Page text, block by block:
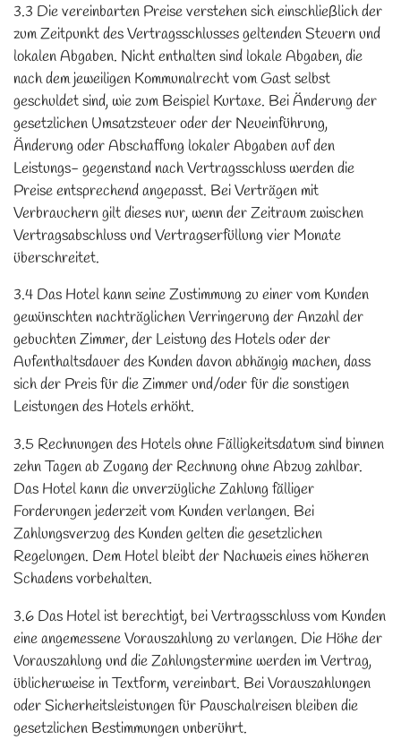
3.3 Die vereinbarten Preise verstehen sich einschließlich der
zum Zeitpunkt des Vertragsschlusses geltenden Steuern und
lokalen Abgaben. Nicht enthalten sind lokale Abgaben, die
nach dem jeweiligen Kommunalrecht vom Gast selbst
geschuldet sind, wie zum Beispiel Kurtaxe. Bei Änderung der
gesetzlichen Umsatzsteuer oder der Neueinführung,
Änderung oder Abschaffung lokaler Abgaben auf den
Leistungs- gegenstand nach Vertragsschluss werden die
Preise entsprechend angepasst. Bei Verträgen mit
Verbrauchern gilt dieses nur, wenn der Zeitraum zwischen
Vertragsabschluss und Vertragserfüllung vier Monate
überschreitet.
3.4 Das Hotel kann seine Zustimmung zu einer vom Kunden
gewünschten nachträglichen Verringerung der Anzahl der
gebuchten Zimmer, der Leistung des Hotels oder der
Aufenthaltsdauer des Kunden davon abhängig machen, dass
sich der Preis für die Zimmer und/oder für die sonstigen
Leistungen des Hotels erhöht.
3.5 Rechnungen des Hotels ohne Fälligkeitsdatum sind binnen
zehn Tagen ab Zugang der Rechnung ohne Abzug zahlbar.
Das Hotel kann die unverzügliche Zahlung fälliger
Forderungen jederzeit vom Kunden verlangen. Bei
Zahlungsverzug des Kunden gelten die gesetzlichen
Regelungen. Dem Hotel bleibt der Nachweis eines höheren
Schadens vorbehalten.
3.6 Das Hotel ist berechtigt, bei Vertragsschluss vom Kunden
eine angemessene Vorauszahlung zu verlangen. Die Höhe der
Vorauszahlung und die Zahlungstermine werden im Vertrag,
üblicherweise in Textform, vereinbart. Bei Vorauszahlungen
oder Sicherheitsleistungen für Pauschalreisen bleiben die
gesetzlichen Bestimmungen unberührt.